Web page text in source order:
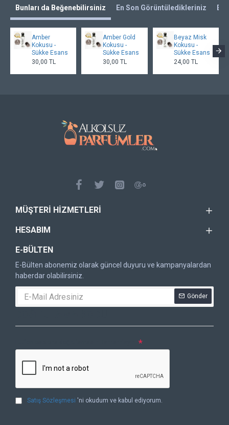
Bunları da Beğenebilirsiniz En Son Görüntüledikleriniz En
Amber
Kokusu -
Sükke Esans
30,00 TL
Amber Gold
Kokusu -
Sükke Esans
30,00 TL
Beyaz Misk
Kokusu -
Sükke Esans
24,00 TL
MÜŞTERI HIZMETLERI
HESABIM
E-BÜLTEN
E-Bülten abonemiz olarak güncel duyuru ve kampanyalardan
haberdar olabilirsiniz.
Gönder
Satış Sözleşmesi 'ni okudum ve kabul ediyorum.